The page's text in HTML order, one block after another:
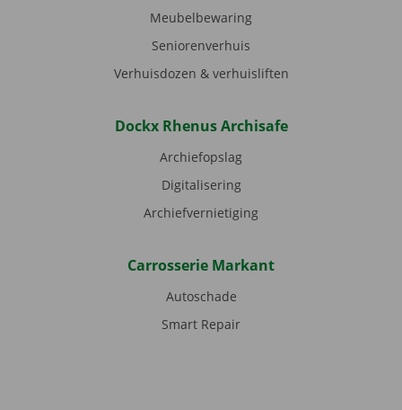
Meubelbewaring
Seniorenverhuis
Verhuisdozen & verhuisliften
Dockx Rhenus Archisafe
Archiefopslag
Digitalisering
Archiefvernietiging
Carrosserie Markant
Autoschade
Smart Repair